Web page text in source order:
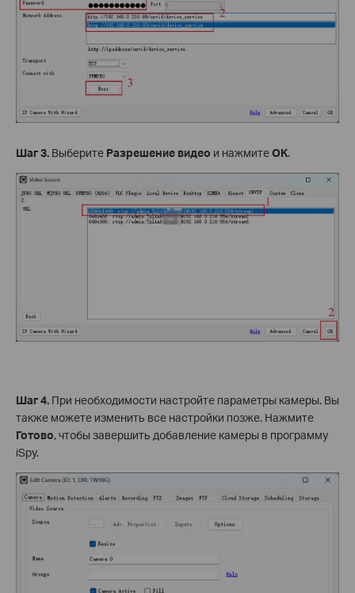
Шаг 3. Выберите Разрешение видео и нажмитеOK.
Шаг 4. При необходимости настройте параметры камеры. Вы
также можете изменить все настройки позже. Нажмите
Готово, чтобы завершить добавление камеры в программу
iSpy.